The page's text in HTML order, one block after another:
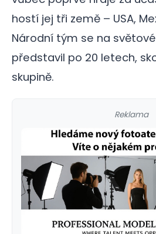
hostí jej tři země – USA,
Národní tým se na
představil po 20 letech,
skupině.
Reklama